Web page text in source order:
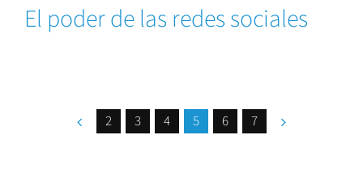
El poder de las redes sociales
2 3 4 5 6 7